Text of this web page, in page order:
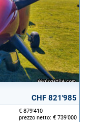
CHF 821'985
€ 879'410
prezzo netto: € 739'000